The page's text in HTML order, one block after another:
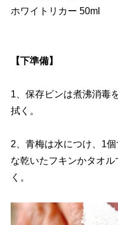
ホワイトリカー 50ml
【下準備】
1、保存ビンは煮沸消毒
拭く。
2、青梅は水につけ、1
な乾いたフキンかタオ
く。